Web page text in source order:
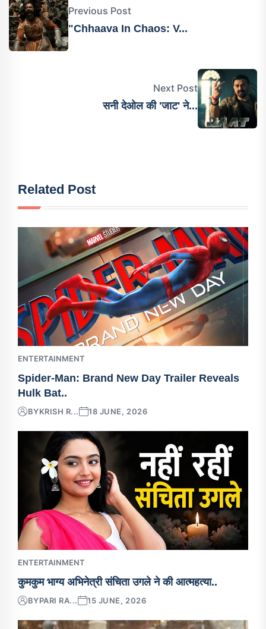
Previous Post
"Chhaava In Chaos: V...
Next Post
सनी देओल की 'जाट' ने...
Related Post
ENTERTAINMENT
Spider-Man: Brand New Day Trailer Reveals
Hulk Bat..
BYKRISH R... 18 JUNE, 2026
ENTERTAINMENT
कुमकुम भाग्य अभिनेत्री संचिता उगले ने की आत्महत्या..
BYPARI RA... 15 JUNE, 2026